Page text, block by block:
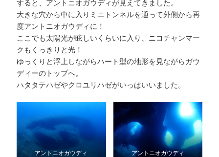
すると、アントニオガウディが見えてきました。
大きな穴から中に入りミニトンネルを通って外側から再
度アントニオガウディに！
ここでも太陽光が眩しいくらいに入り、ニコチャンマー
クもくっきりと光！
ゆっくりと浮上しながらハート型の地形を見ながらガウ
ディーのトップへ。
ハタタテハゼやクロユリハゼがいっぱいいました。
アントニオガウディ アントニオガウディ